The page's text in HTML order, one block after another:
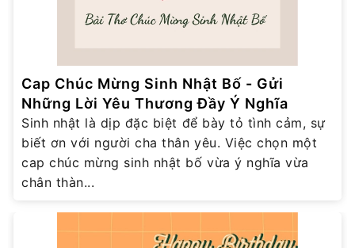
Cap Chúc Mừng Sinh Nhật Bố - Gửi
Những Lời Yêu Thương Đầy Ý Nghĩa
Sinh nhật là dịp đặc biệt để bày tỏ tình cảm, sự
biết ơn với người cha thân yêu. Việc chọn một
cap chúc mừng sinh nhật bố vừa ý nghĩa vừa
chân thàn...